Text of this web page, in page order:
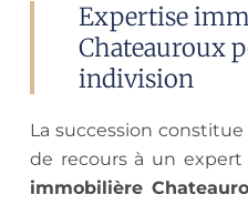
Expertise
Chateauroux
indivision
La succession
de recours à un expert
immobilière